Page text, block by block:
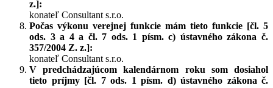
z.]:
konateľ Consultant s.r.o.
Počas výkonu verejnej funkcie mám tieto funkcie [čl. 5
ods. 3 a 4 a čl. 7 ods. 1 písm. c) ústavného zákona č.
357/2004 Z. z.]:
konateľ Consultant s.r.o.
V predchádzajúcom kalendárnom roku som dosiahol
tieto príjmy [čl. 7 ods. 1 písm. d) ústavného zákona č.